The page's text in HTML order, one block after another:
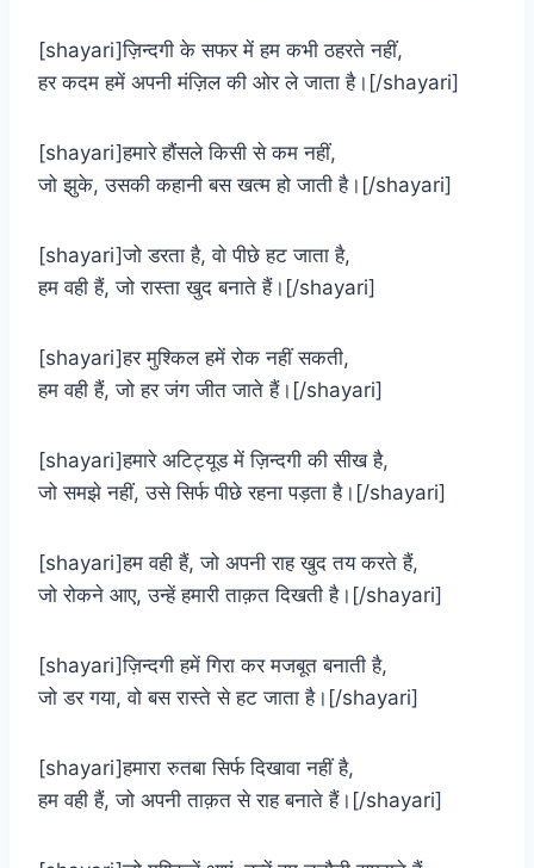
[shayari]ज़िन्दगी के सफर में हम कभी ठहरते नहीं,
हर कदम हमें अपनी मंज़िल की ओर ले जाता है।[/shayari]
[shayari]हमारे हौंसले किसी से कम नहीं,
जो झुके, उसकी कहानी बस खत्म हो जाती है।[/shayari]
[shayari]जो डरता है, वो पीछे हट जाता है,
हम वही हैं, जो रास्ता खुद बनाते हैं।[/shayari]
[shayari]हर मुश्किल हमें रोक नहीं सकती,
हम वही हैं, जो हर जंग जीत जाते हैं।[/shayari]
[shayari]हमारे अटिट्यूड में ज़िन्दगी की सीख है,
जो समझे नहीं, उसे सिर्फ पीछे रहना पड़ता है।[/shayari]
[shayari]हम वही हैं, जो अपनी राह खुद तय करते हैं,
जो रोकने आए, उन्हें हमारी ताक़त दिखती है।[/shayari]
[shayari]ज़िन्दगी हमें गिरा कर मजबूत बनाती है,
जो डर गया, वो बस रास्ते से हट जाता है।[/shayari]
[shayari]हमारा रुतबा सिर्फ दिखावा नहीं है,
हम वही हैं, जो अपनी ताक़त से राह बनाते हैं।[/shayari]